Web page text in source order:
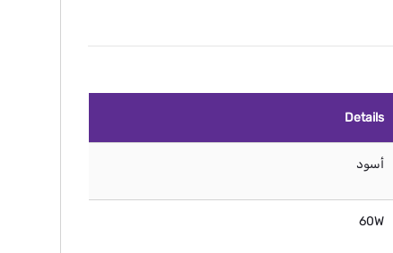
Details
أسود
60W